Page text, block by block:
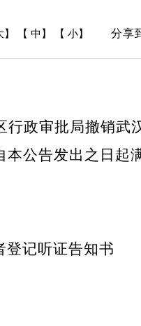
】 【中 】 【小】 分享
行政审批局撤销武
公告发出之日起
登记听证告知书